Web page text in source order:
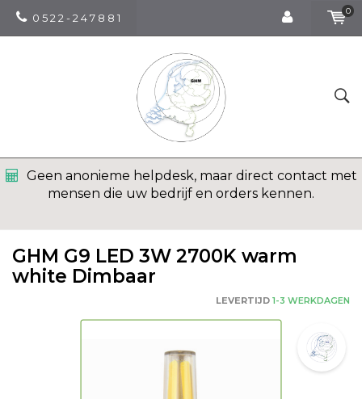
0 5 2 2 - 2 4 7 8 8 1
0
Geen anonieme helpdesk, maar direct contact met
mensen die uw bedrijf en orders kennen.
GHM G9 LED 3W 2700K warm
white Dimbaar
LEVERTIJD 1-3 WERKDAGEN